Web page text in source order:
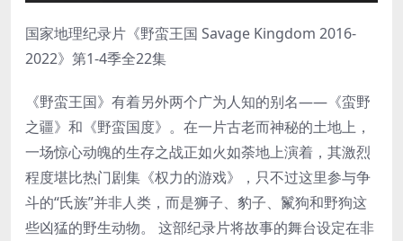
国家地理纪录片《野蛮王国 Savage Kingdom 2016-
2022》第1-4季全22集
《野蛮王国》有着另外两个广为人知的别名——《蛮野
之疆》和《野蛮国度》。在一片古老而神秘的土地上，
一场惊心动魄的生存之战正如火如荼地上演着，其激烈
程度堪比热门剧集《权力的游戏》，只不过这里参与争
斗的“氏族”并非人类，而是狮子、豹子、鬣狗和野狗这
些凶猛的野生动物。 这部纪录片将故事的舞台设定在非